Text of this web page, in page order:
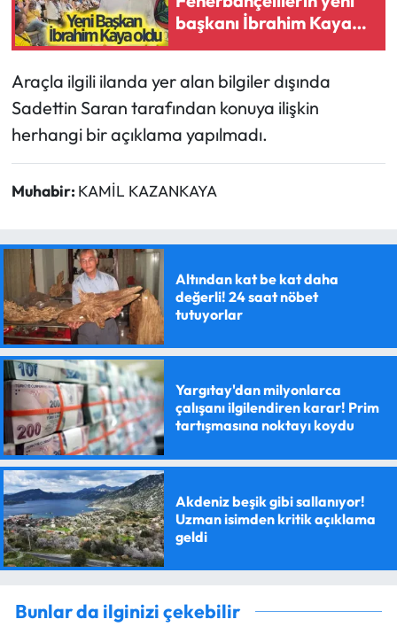
başkanı İbrahim Kaya
oldu
Araçla ilgili ilanda yer alan bilgiler dışında
Sadettin Saran tarafından konuya ilişkin
herhangi bir açıklama yapılmadı.
Muhabir: KAMİL KAZANKAYA
Altından kat be kat daha
değerli! 24 saat nöbet
tutuyorlar
Yargıtay'dan milyonlarca
çalışanı ilgilendiren karar! Prim
tartışmasına noktayı koydu
Akdeniz beşik gibi sallanıyor!
Uzman isimden kritik açıklama
geldi
Bunlar da ilginizi çekebilir